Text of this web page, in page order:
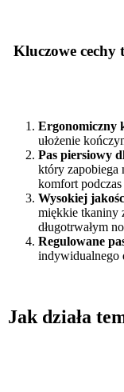
Kluczowe cechy
Ergonomiczny
ułożenie
Pas piersiowy
który zapobiega
komfort podczas
Wysokiej
miękkie tkaniny
długotrwałym
Regulowane
indywidualnego
Jak działa